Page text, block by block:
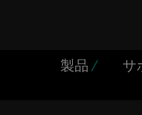
製品 / サ